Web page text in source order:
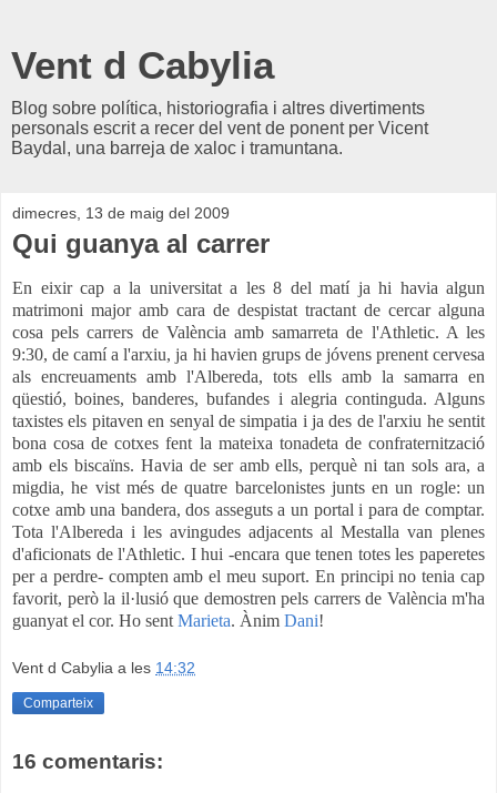
Vent d Cabylia
Blog sobre política, historiografia i altres divertiments
personals escrit a recer del vent de ponent per Vicent
Baydal, una barreja de xaloc i tramuntana.
dimecres, 13 de maig del 2009
Qui guanya al carrer
En eixir cap a la universitat a les 8 del matí ja hi havia algun
matrimoni major amb cara de despistat tractant de cercar alguna
cosa pels carrers de València amb samarreta de l'Athletic. A les
9:30, de camí a l'arxiu, ja hi havien grups de jóvens prenent cervesa
als encreuaments amb l'Albereda, tots ells amb la samarra en
qüestió, boines, banderes, bufandes i alegria continguda. Alguns
taxistes els pitaven en senyal de simpatia i ja des de l'arxiu he sentit
bona cosa de cotxes fent la mateixa tonadeta de confraternització
amb els biscaïns. Havia de ser amb ells, perquè ni tan sols ara, a
migdia, he vist més de quatre barcelonistes junts en un rogle: un
cotxe amb una bandera, dos asseguts a un portal i para de comptar.
Tota l'Albereda i les avingudes adjacents al Mestalla van plenes
d'aficionats de l'Athletic. I hui -encara que tenen totes les paperetes
per a perdre- compten amb el meu suport. En principi no tenia cap
favorit, però la il·lusió que demostren pels carrers de València m'ha
guanyat el cor. Ho sent Marieta. Ànim Dani!
Vent d Cabylia a les 14:32
Comparteix
16 comentaris: